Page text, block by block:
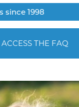
since 1998
ACCESS THE FAQ